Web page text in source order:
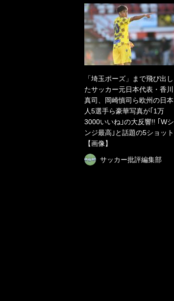
「埼玉ポーズ」まで飛び出し
たサッカー元日本代表・香川
真司、岡崎慎司ら欧州の日本
人5選手ら豪華写真が｢1万
3000いいね｣の大反響!! ｢Wシ
ンジ最高｣と話題の5ショット
【画像】
サッカー批評編集部